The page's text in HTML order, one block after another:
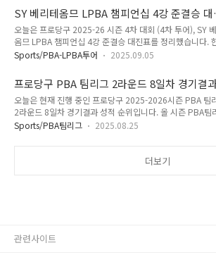
그 종합 순위 기준 — 4–5위 와일드카드 → 승자 ..
있는 남자 당구선수입니다. 이 페이지는 이승진 선수에 대한
구 데이터베이스로써 앞으로 계속적으로 업데이트됩니다.
프로 당구선수, 이승진을 응원하는 당구팬 여러분들에게
되기 바랍니다. 1. 당구선수 이승진 나이이승진 나이는
6월 5일 출생입니다. 이승진 나이는 세계 3쿠션 황제, 프레
보다는 열살이 많습니다. 2. 이승진 당구선수 PBA투어 시즌..
SY 베리테옴므 LPBA 챔피언십 4강 준결승 대
표 - 김가영 한슬기, 스롱피아비 김예은 (프로
2025-26)
오늘은 프로당구 2025-26 시즌 4차 대회 (4차 투어), SY
옴므 LPBA 챔피언십 4강 준결승 대진표를 정리했습니다.
SY 베리테옴므 LPBA 챔피언십 8강 경기는 9월 5일 PBA 프
서 펼쳐졌습니다. SY 베리테옴므 PBA-LPBA 챔피언십 대회
강 - 총상금 3억 5천만원! 순위별 상금은 SY 베리테옴므
LPBA 챔피언십 대회요강 - 총상금 3억 5천만원! 순위별 상
2025-26 시즌, SY 베리테옴므 PBA-LPBA 챔피언십 대회
총정리!안녕하세요, 3쿠션 당구를 사랑하는 당구동호인 여
Sports/PBA-LPBA투어 2025.09.05
프로당구 PBA 팀리그 2라운드 8일차 경기결
순위 - 크라운해태 (25-26)
오늘은 현재 진행 중인 프로당구 2025-2026시즌 PBA 팀
2라운드 8일차 경기결과 성적 순위입니다. 올 시즌 PBA팀
는 10개 당구팀 체제로 정규리그는 5라운드 일정으로 펼쳐
2025-26 시즌 2라운드 8일차 PBA 팀리그 경기결과 프로당
Sports/PBA팀리그 2025.08.25
더보기
관련사이트